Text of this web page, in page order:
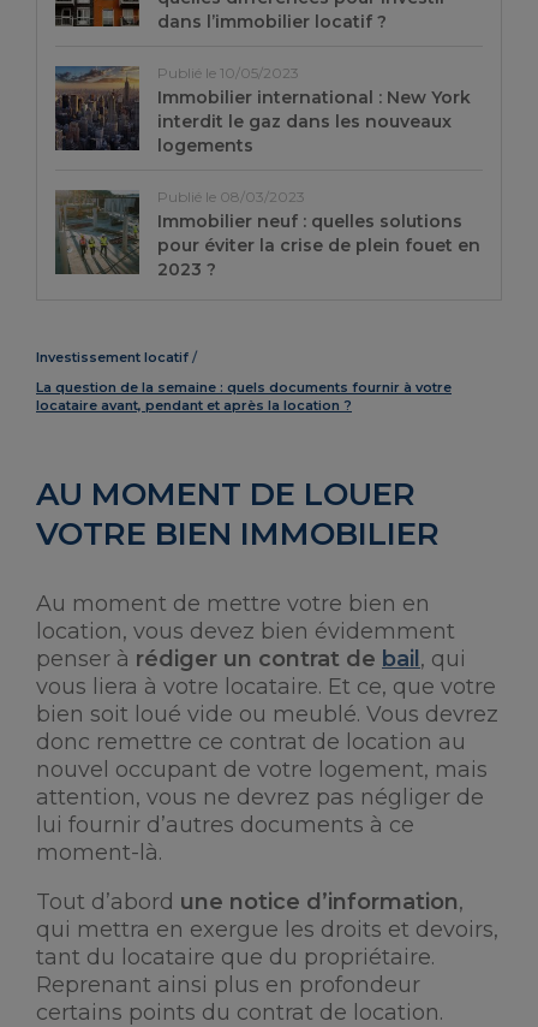
Investissement locatif
La question de la semaine : quels documents fournir à votre
locataire avant, pendant et après la location ?
AU MOMENT DE LOUER
VOTRE BIEN IMMOBILIER
Au moment de mettre votre bien en
location, vous devez bien évidemment
penser à rédiger un contrat de bail , qui
vous liera à votre locataire. Et ce, que votre
bien soit loué vide ou meublé. Vous devrez
donc remettre ce contrat de location au
nouvel occupant de votre logement, mais
attention, vous ne devrez pas négliger de
lui fournir d’autres documents à ce
moment-là.
Tout d’abord une notice d’information,
qui mettra en exergue les droits et devoirs,
tant du locataire que du propriétaire.
Reprenant ainsi plus en profondeur
certains points du contrat de location.
dans l’immobilier locatif ?
Publié le 10/05/2023
Immobilier international : New York
interdit le gaz dans les nouveaux
logements
Publié le 08/03/2023
Immobilier neuf : quelles solutions
pour éviter la crise de plein fouet en
2023 ?